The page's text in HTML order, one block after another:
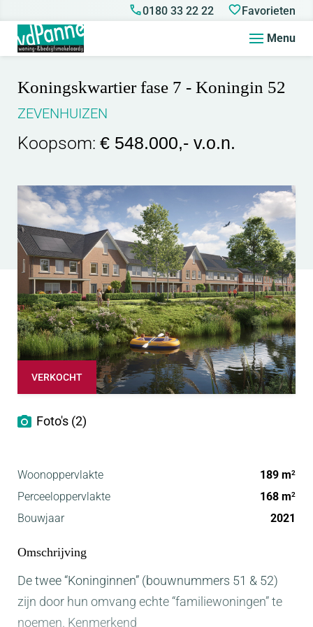
0180 33 22 22 Favorieten
Menu
Koningskwartier fase 7 - Koningin 52
ZEVENHUIZEN
Koopsom: € 548.000,- v.o.n.
VERKOCHT
Foto's (2)
Woonoppervlakte 189 m2
Perceeloppervlakte 168 m2
Bouwjaar 2021
Omschrijving
De twee “Koninginnen” (bouwnummers 51 & 52)
zijn door hun omvang echte “familiewoningen” te
noemen. Kenmerkend